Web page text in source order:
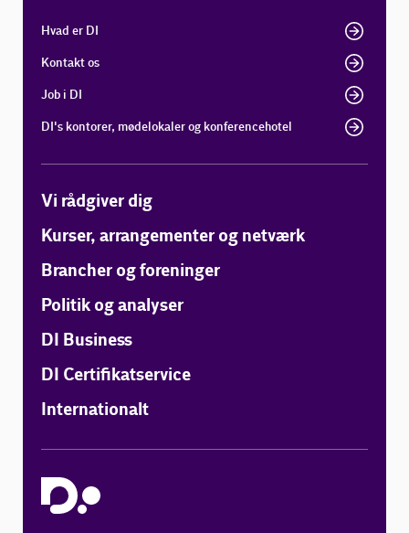
Hvad er DI
Kontakt os
Job i DI
DI's kontorer, mødelokaler og konferencehotel
Vi rådgiver dig
Kurser, arrangementer og netværk
Brancher og foreninger
Politik og analyser
DI Business
DI Certifikatservice
Internationalt